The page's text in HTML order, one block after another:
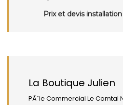
Prix et devis
La Boutique Julien
PÃ´le Commercial Le Comtal